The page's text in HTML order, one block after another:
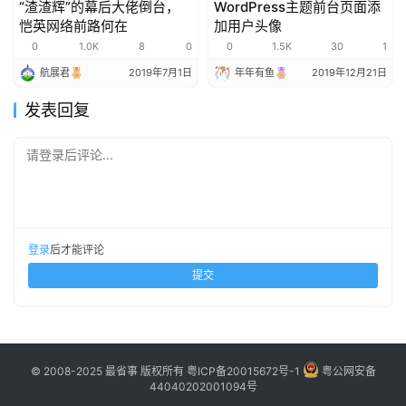
“渣渣辉”的幕后大佬倒台，
恺英网络前路何在
0 1.0K 8 0
航展君 2019年7月1日
WordPress主题前台页面添
加用户头像
0 1.5K 30 1
年年有鱼 2019年12月21日
发表回复
请登录后评论...
登录后才能评论
提交
© 2008-2025 最省事 版权所有 粤ICP备20015672号-1
粤公网安备
44040202001094号